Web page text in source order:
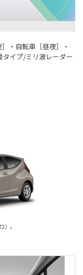
・自転車［昼夜］・
タイプ/ミリ波レーダー
〉。